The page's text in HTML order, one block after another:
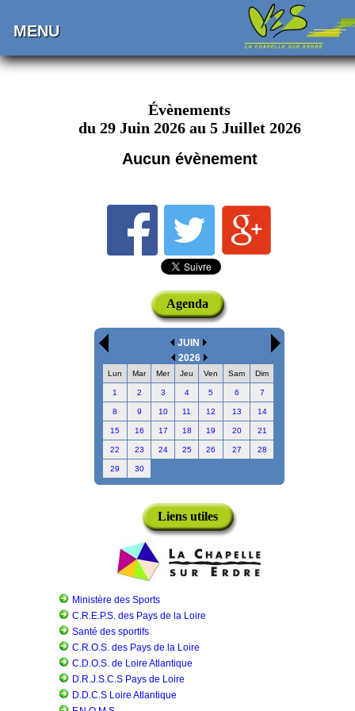
MENU
Évènements
du 29 Juin 2026 au 5 Juillet 2026
Aucun évènement
Agenda
JUIN
2026
Lun Mar Mer Jeu Ven Sam Dim
1 2 3 4 5 6 7
8 9 10 11 12 13 14
15 16 17 18 19 20 21
22 23 24 25 26 27 28
29 30
Liens utiles
Ministère des Sports
C.R.E.P.S. des Pays de la Loire
Santé des sportifs
C.R.O.S. des Pays de la Loire
C.D.O.S. de Loire Atlantique
D.R.J.S.C.S Pays de Loire
D.D.C.S Loire Atlantique